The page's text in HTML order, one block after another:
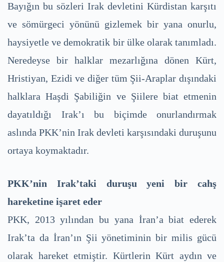
Bayığın bu sözleri Irak devletini Kürdistan karşıtı
ve sömürgeci yönünü gizlemek bir yana onurlu,
haysiyetle ve demokratik bir ülke olarak tanımladı.
Neredeyse bir halklar mezarlığına dönen Kürt,
Hristiyan, Ezidi ve diğer tüm Şii-Araplar dışındaki
halklara Haşdi Şabiliğin ve Şiilere biat etmenin
dayatıldığı Irak’ı bu biçimde onurlandırmak
aslında PKK’nin Irak devleti karşısındaki duruşunu
ortaya koymaktadır.
PKK’nin Irak’taki duruşu yeni bir cahş
hareketine işaret eder
PKK, 2013 yılından bu yana İran’a biat ederek
Irak’ta da İran’ın Şii yönetiminin bir milis gücü
olarak hareket etmiştir. Kürtlerin Kürt aydın ve